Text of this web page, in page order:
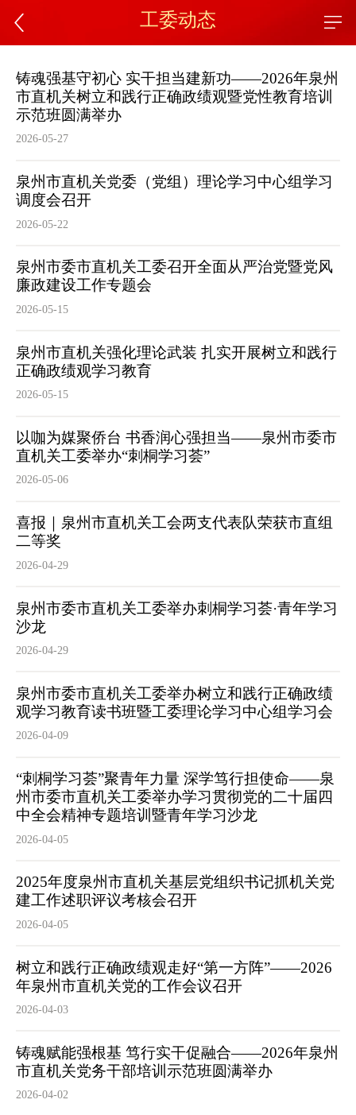
工委动态
铸魂强基守初心 实干担当建新功——2026年泉州
市直机关树立和践行正确政绩观暨党性教育培训
示范班圆满举办
2026-05-27
泉州市直机关党委（党组）理论学习中心组学习
调度会召开
2026-05-22
泉州市委市直机关工委召开全面从严治党暨党风
廉政建设工作专题会
2026-05-15
泉州市直机关强化理论武装 扎实开展树立和践行
正确政绩观学习教育
2026-05-15
以咖为媒聚侨台 书香润心强担当——泉州市委市
直机关工委举办“刺桐学习荟”
2026-05-06
喜报｜泉州市直机关工会两支代表队荣获市直组
二等奖
2026-04-29
泉州市委市直机关工委举办刺桐学习荟·青年学习
沙龙
2026-04-29
泉州市委市直机关工委举办树立和践行正确政绩
观学习教育读书班暨工委理论学习中心组学习会
2026-04-09
“刺桐学习荟”聚青年力量 深学笃行担使命——泉
州市委市直机关工委举办学习贯彻党的二十届四
中全会精神专题培训暨青年学习沙龙
2026-04-05
2025年度泉州市直机关基层党组织书记抓机关党
建工作述职评议考核会召开
2026-04-05
树立和践行正确政绩观走好“第一方阵”——2026
年泉州市直机关党的工作会议召开
2026-04-03
铸魂赋能强根基 笃行实干促融合——2026年泉州
市直机关党务干部培训示范班圆满举办
2026-04-02